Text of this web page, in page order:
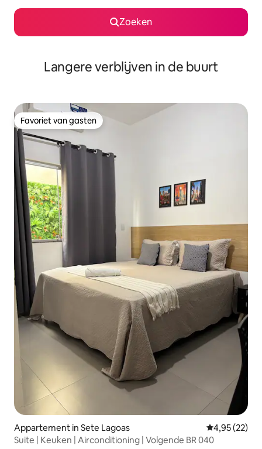
Zoeken
Langere verblijven in de buurt
Favoriet van gasten
Favoriet van gasten
Appartement in Sete Lagoas Gemiddelde
4,95 (22)
Suite | Keuken | Airconditioning | Volgende BR 040